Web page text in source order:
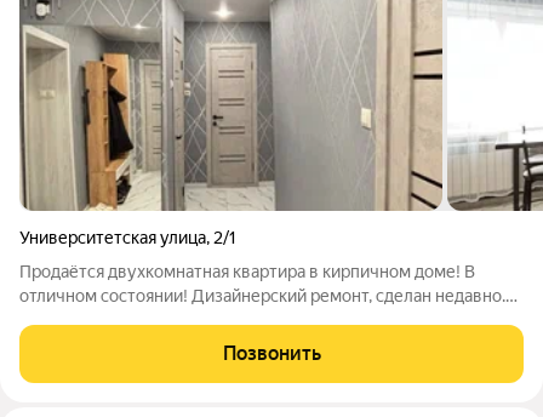
Университетская улица, 2/1
Продаётся двухкомнатная квартира в кирпичном доме! В
отличном состоянии! Дизайнерский ремонт, сделан недавно.
электрическая проводка, окна, двери, и т.д. В квартире
остаётся вся мебель, и
Позвонить